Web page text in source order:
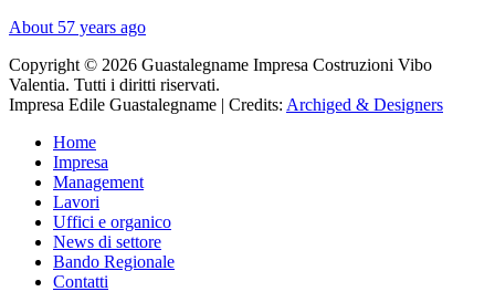
About 57 years ago
Copyright © 2026 Guastalegname Impresa Costruzioni Vibo
Valentia. Tutti i diritti riservati.
Impresa Edile Guastalegname | Credits: Archiged & Designers
Home
Impresa
Management
Lavori
Uffici e organico
News di settore
Bando Regionale
Contatti